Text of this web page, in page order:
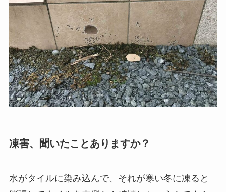
凍害、聞いたことありますか？
水がタイルに染み込んで、それが寒い冬に凍ると